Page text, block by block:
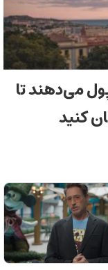
می‌دهند تا
کنید